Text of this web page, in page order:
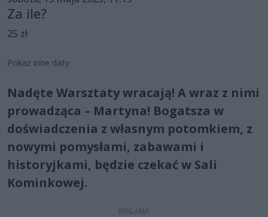
Za ile?
25 zł
Pokaż inne daty
Nadęte Warsztaty wracają! A wraz z nimi
prowadząca – Martyna! Bogatsza w
doświadczenia z własnym potomkiem, z
nowymi pomysłami, zabawami i
historyjkami, będzie czekać w Sali
Kominkowej.